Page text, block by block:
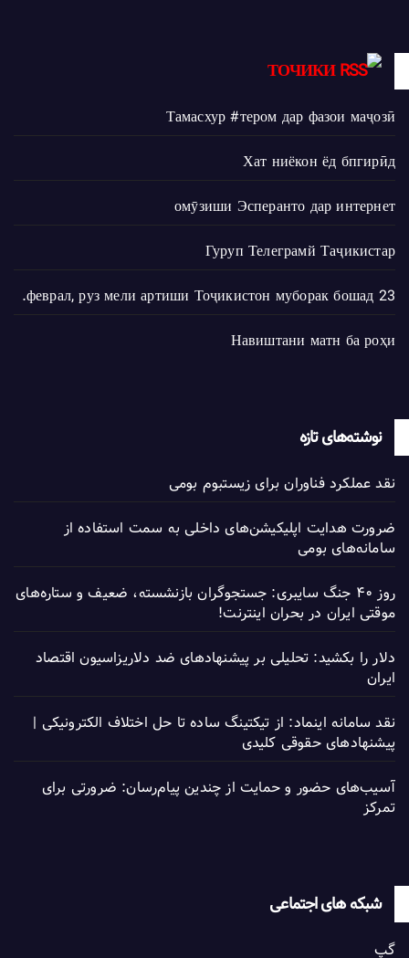
ТОЧИКИ
Тамасхур #тером дар фазои маҷозӣ
Хат ниёкон ёд бпгирӣд
омӯзиши Эсперанто дар интернет
Гуруп Телеграмй Таҷикистар
23 феврал, руз мели артиши Тоҷикистон муборак бошад.
Навиштани матн ба роҳи
نوشته‌های تازه
نقد عملکرد فناوران برای زیستبوم بومی
ضرورت هدایت اپلیکیشن‌های داخلی به سمت استفاده از
سامانه‌های بومی
روز ۴۰ جنگ سایبری: جستجوگران بازنشسته، ضعیف و ستاره‌های
موقتی ایران در بحران اینترنت!
دلار را بکشید: تحلیلی بر پیشنهادهای ضد دلاریزاسیون اقتصاد
ایران
نقد سامانه اینماد: از تیکتینگ ساده تا حل اختلاف الکترونیکی |
پیشنهادهای حقوقی کلیدی
آسیب‌های حضور و حمایت از چندین پیام‌رسان: ضرورتی برای
تمرکز
شبکه های اجتماعی
گپ